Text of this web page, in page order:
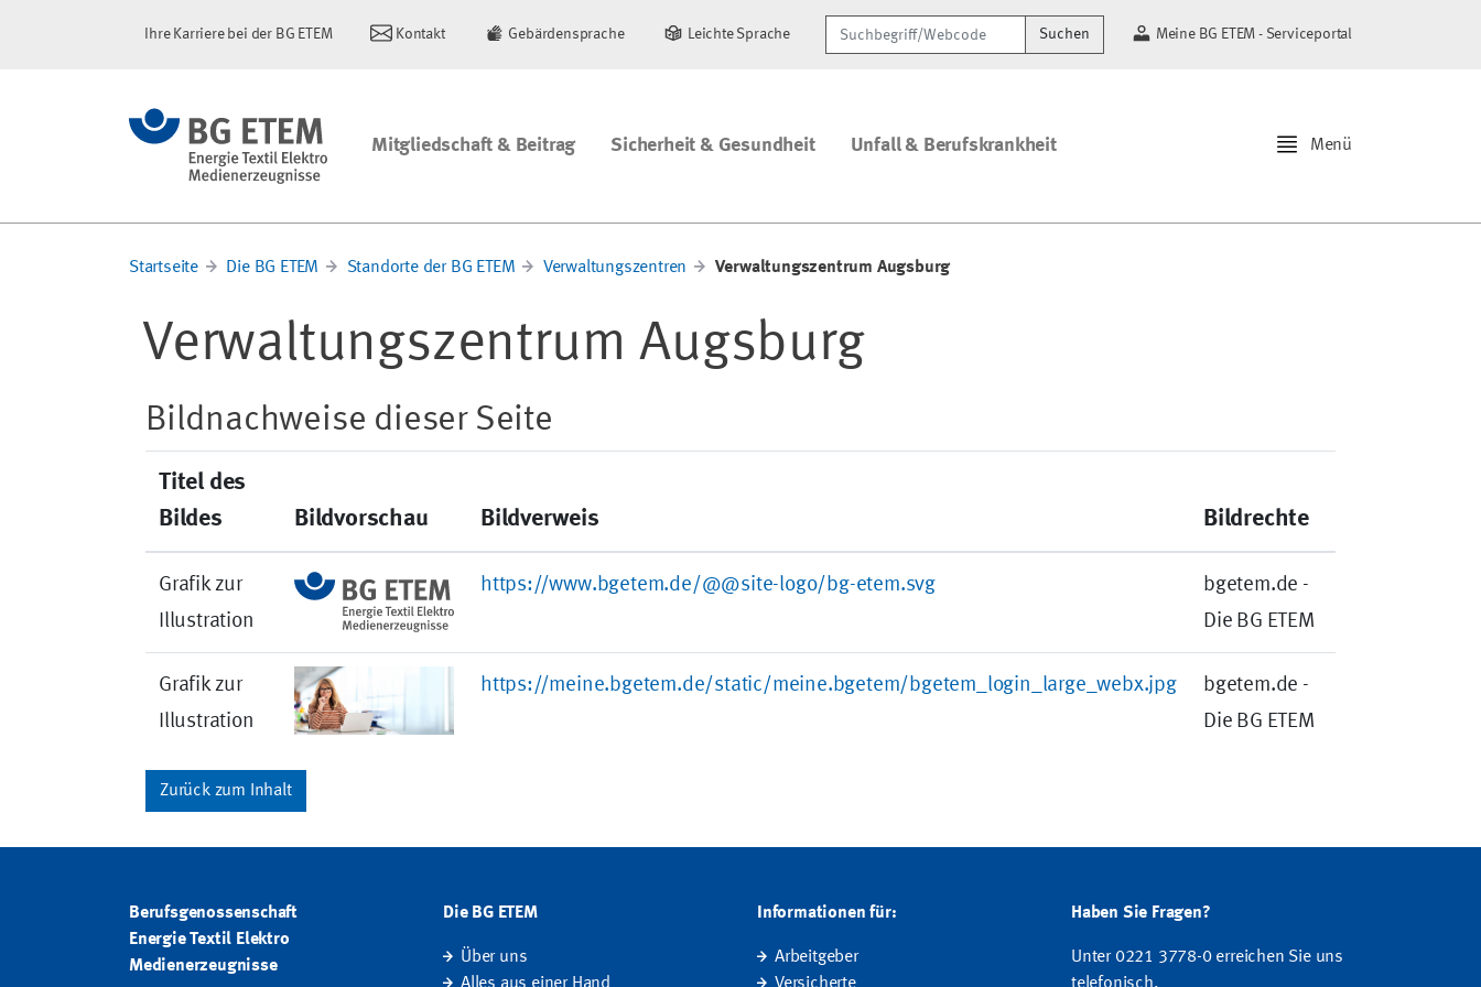
Ihre Karriere bei der BG ETEM Kontakt Gebärdensprache Leichte Sprache Suchbegriff/Webcode Suchen Meine BG ETEM - Serviceportal
Mitgliedschaft & Beitrag Sicherheit & Gesundheit Unfall & Berufskrankheit Menü
Startseite Die BG ETEM Standorte der BG ETEM Verwaltungszentren Verwaltungszentrum Augsburg
Verwaltungszentrum Augsburg
Bildnachweise dieser Seite
Titel des
Bildes
Bildvorschau Bildverweis Bildrechte
Grafik zur
Illustration
https://www.bgetem.de/@@site-logo/bg-etem.svg
bgetem.de -
Die BG ETEM
Grafik zur
Illustration
https://meine.bgetem.de/static/meine.bgetem/bgetem_login_large_webx.jpg
bgetem.de -
Die BG ETEM
Zurück zum Inhalt
Berufsgenossenschaft
Energie Textil Elektro
Medienerzeugnisse
Die BG ETEM
Über uns
Alles aus einer Hand
Informationen für:
Arbeitgeber
Versicherte
Haben Sie Fragen?
Unter 0221 3778-0 erreichen Sie uns
telefonisch.